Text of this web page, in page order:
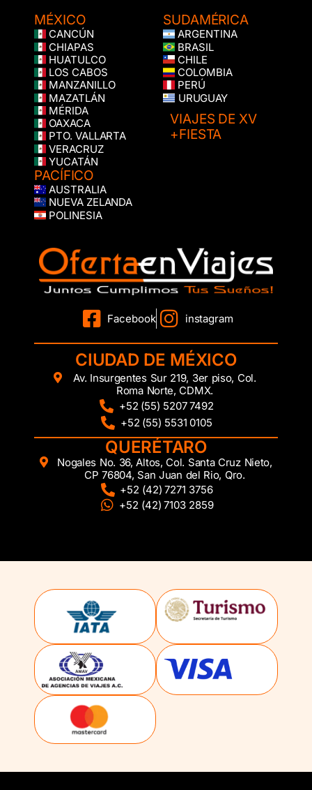
MÉXICO
CANCÚN
CHIAPAS
HUATULCO
LOS CABOS
MANZANILLO
MAZATLÁN
MÉRIDA
OAXACA
PTO. VALLARTA
VERACRUZ
YUCATÁN
PACÍFICO
AUSTRALIA
NUEVA ZELANDA
POLINESIA
SUDAMÉRICA
ARGENTINA
BRASIL
CHILE
COLOMBIA
PERÚ
URUGUAY
VIAJES DE XV
+FIESTA
Facebook instagram
CIUDAD DE MÉXICO
Av. Insurgentes Sur 219, 3er piso, Col.
Roma Norte, CDMX.
+52 (55) 5207 7492
+52 (55) 5531 0105
QUERÉTARO
Nogales No. 36, Altos, Col. Santa Cruz Nieto,
CP 76804, San Juan del Rio, Qro.
+52 (42) 7271 3756
+52 (42) 7103 2859